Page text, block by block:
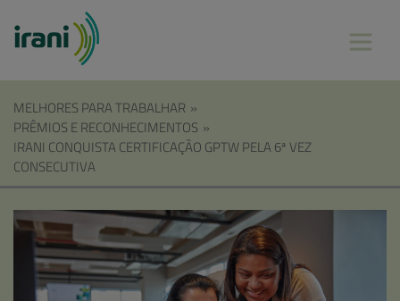
MELHORES PARA TRABALHAR »
PRÊMIOS E RECONHECIMENTOS »
IRANI CONQUISTA CERTIFICAÇÃO GPTW PELA 6ª VEZ
CONSECUTIVA